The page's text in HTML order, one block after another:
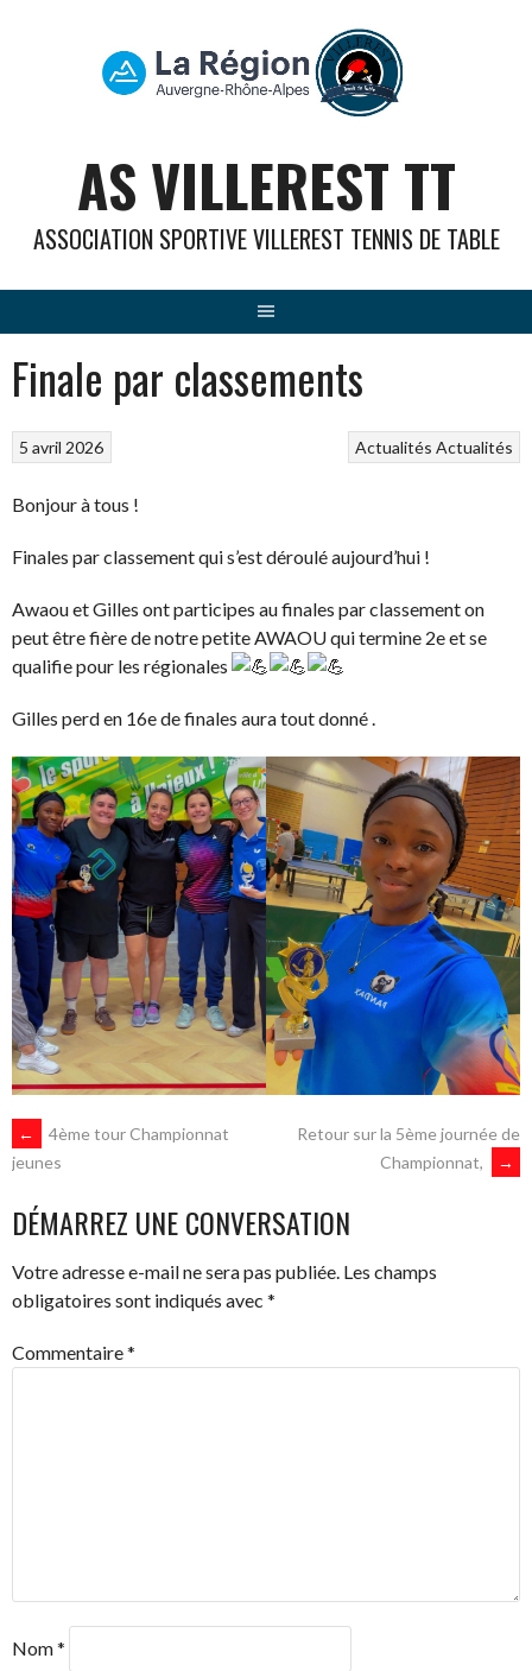
AS VILLEREST TT
ASSOCIATION SPORTIVE VILLEREST TENNIS DE TABLE
Finale par classements
Actualités Actualités
5 avril 2026
Bonjour à tous !
Finales par classement qui s’est déroulé aujourd’hui !
Awaou et Gilles ont participes au finales par classement on
peut être fière de notre petite AWAOU qui termine 2e et se
qualifie pour les régionales
Gilles perd en 16e de finales aura tout donné .
NAVIGATION
DES
ARTICLES
←
4ème tour Championnat
jeunes
Retour sur la 5ème journée de
Championnat,
→
DÉMARREZ UNE CONVERSATION
Votre adresse e-mail ne sera pas publiée. Les champs
obligatoires sont indiqués avec *
Commentaire*
Nom*